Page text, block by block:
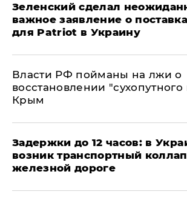
Зеленский сделал
важное заявление о
для Patriot в Украину
Власти РФ пойманы на лжи о
восстановлении "сухопутного
Крым
Задержки до 12 часов: в
возник транспортный
железной дороге